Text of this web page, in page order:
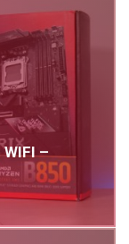
WIFI –